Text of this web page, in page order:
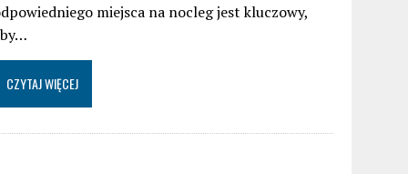
miejsca na nocleg jest kluczowy,
CZYTAJ WIĘCEJ